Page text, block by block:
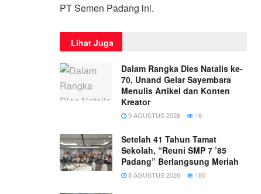
PT Semen Padang ini.
Lihat Juga
Dalam Rangka Dies Natalis ke-
70, Unand Gelar Sayembara
Menulis Artikel dan Konten
Kreator
9 AGUSTUS 2026 16
Setelah 41 Tahun Tamat
Sekolah, “Reuni SMP 7 ’85
Padang” Berlangsung Meriah
8 AGUSTUS 2026 180